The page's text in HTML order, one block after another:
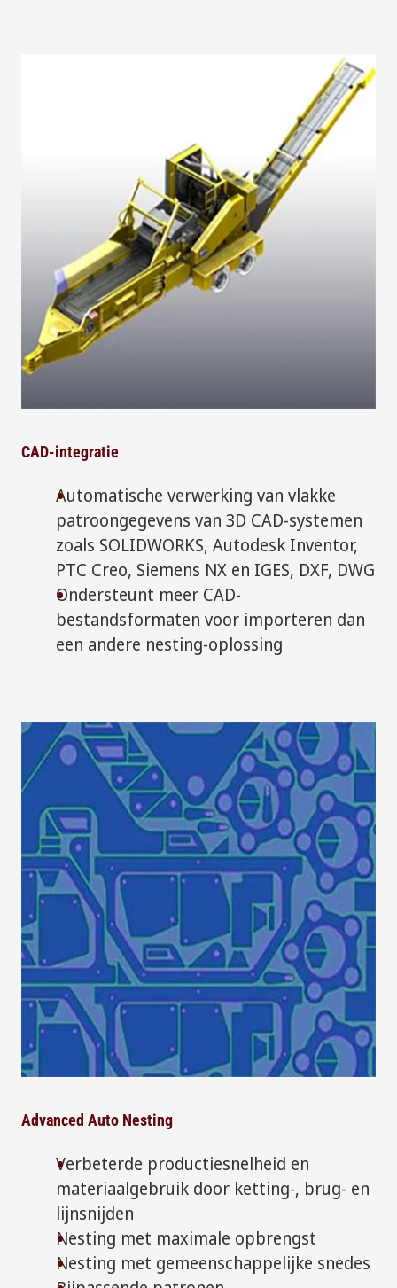
CAD-integratie
Automatische verwerking van vlakke
patroongegevens van 3D CAD-systemen
zoals SOLIDWORKS, Autodesk Inventor,
PTC Creo, Siemens NX en IGES, DXF, DWG
Ondersteunt meer CAD-
bestandsformaten voor importeren dan
een andere nesting-oplossing
Advanced Auto Nesting
Verbeterde productiesnelheid en
materiaalgebruik door ketting-, brug- en
lijnsnijden
Nesting met maximale opbrengst
Nesting met gemeenschappelijke snedes